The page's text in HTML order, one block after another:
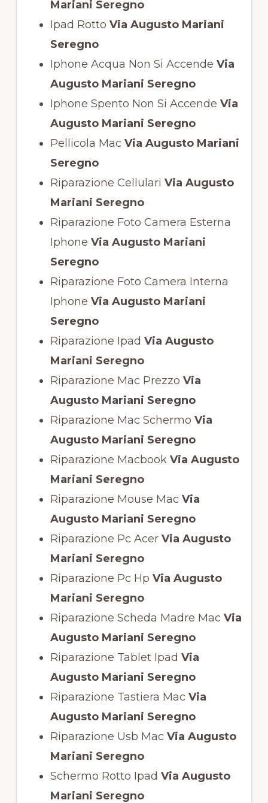
Mariani Seregno
Ipad Rotto Via Augusto Mariani
Seregno
Iphone Acqua Non Si Accende Via
Augusto Mariani Seregno
Iphone Spento Non Si Accende Via
Augusto Mariani Seregno
Pellicola Mac Via Augusto Mariani
Seregno
Riparazione Cellulari Via Augusto
Mariani Seregno
Riparazione Foto Camera Esterna
Iphone Via Augusto Mariani
Seregno
Riparazione Foto Camera Interna
Iphone Via Augusto Mariani
Seregno
Riparazione Ipad Via Augusto
Mariani Seregno
Riparazione Mac Prezzo Via
Augusto Mariani Seregno
Riparazione Mac Schermo Via
Augusto Mariani Seregno
Riparazione MacbookVia Augusto
Mariani Seregno
Riparazione Mouse Mac Via
Augusto Mariani Seregno
Riparazione Pc AcerVia Augusto
Mariani Seregno
Riparazione Pc Hp Via Augusto
Mariani Seregno
Riparazione Scheda Madre Mac Via
Augusto Mariani Seregno
Riparazione Tablet Ipad Via
Augusto Mariani Seregno
Riparazione Tastiera Mac Via
Augusto Mariani Seregno
Riparazione Usb Mac Via Augusto
Mariani Seregno
Schermo Rotto Ipad Via Augusto
Mariani Seregno